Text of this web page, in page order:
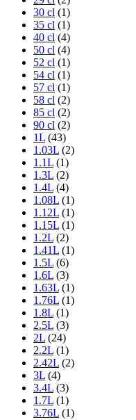
30 cl (1)
35 cl (1)
40 cl (4)
50 cl (4)
52 cl (1)
54 cl (1)
57 cl (1)
58 cl (2)
85 cl (2)
90 cl (2)
1L (43)
1.03L (2)
1.1L (1)
1.3L (2)
1.4L (4)
1.08L (1)
1.12L (1)
1.15L (1)
1.2L (2)
1.41L (1)
1.5L (6)
1.6L (3)
1.63L (1)
1.76L (1)
1.8L (1)
2.5L (3)
2L (24)
2.2L (1)
2.42L (2)
3L (4)
3.4L (3)
1.7L (1)
3.76L (1)